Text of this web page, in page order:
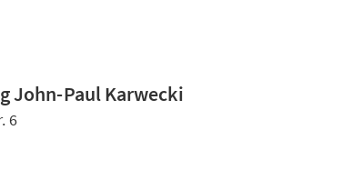
John-Paul Karwecki
6